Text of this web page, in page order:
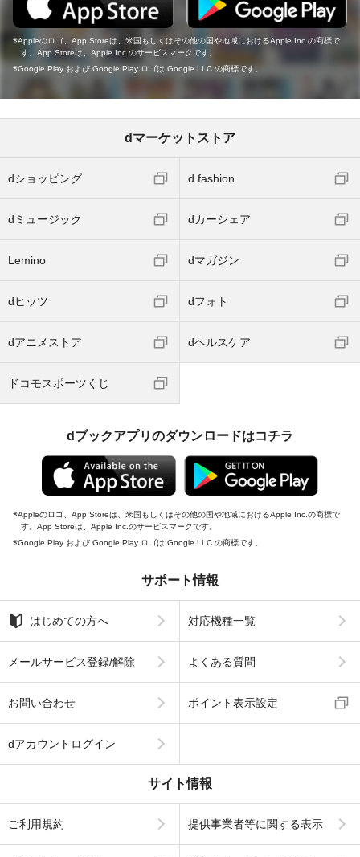
Appleのロゴ、App Storeは、米国もしくはその他の国や地域におけるApple Inc.の商標で
す。App Storeは、Apple Inc.のサービスマークです。
Google Play および Google Play ロゴは Google LLC の商標です。
dマーケットストア
dショッピング d fashion
dミュージック dカーシェア
Lemino dマガジン
dヒッツ dフォト
dアニメストア dヘルスケア
ドコモスポーツくじ
dブックアプリのダウンロードはコチラ
Appleのロゴ、App Storeは、米国もしくはその他の国や地域におけるApple Inc.の商標で
す。App Storeは、Apple Inc.のサービスマークです。
Google Play および Google Play ロゴは Google LLC の商標です。
サポート情報
はじめての方へ 対応機種一覧
メールサービス登録/解除 よくある質問
お問い合わせ ポイント表示設定
dアカウントログイン
サイト情報
ご利用規約 提供事業者等に関する表示